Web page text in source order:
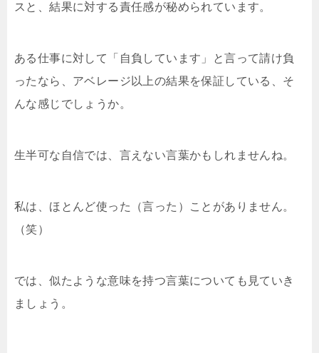
スと、結果に対する責任感が秘められています。
ある仕事に対して「自負しています」と言って請け負
ったなら、アベレージ以上の結果を保証している、そ
んな感じでしょうか。
生半可な自信では、言えない言葉かもしれませんね。
私は、ほとんど使った（言った）ことがありません。
（笑）
では、似たような意味を持つ言葉についても見ていき
ましょう。